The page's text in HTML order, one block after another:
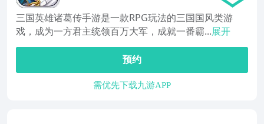
三国英雄诸葛传手游是一款RPG玩法的三国国风类游
戏，成为一方君主统领百万大军，成就一番霸...展开
预约
需优先下载九游APP